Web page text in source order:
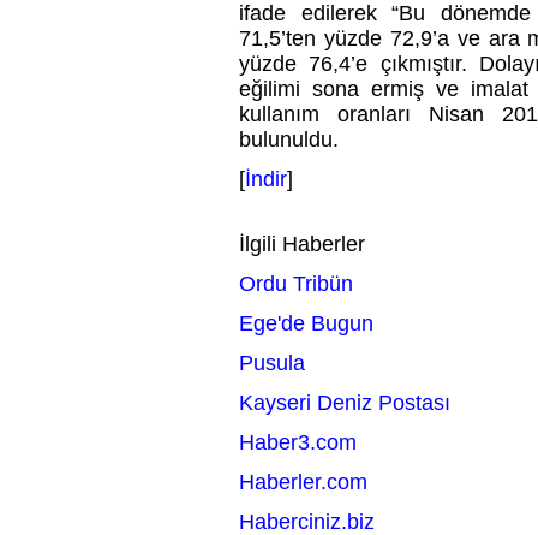
ifade edilerek “Bu
71,5’ten yüzde 72,9’a ve ara
yüzde 76,4’e çıkmıştır.
eğilimi sona ermiş ve imalat
kullanım oranları Nisan
bulunuldu.
[İndir]
İlgili Haberler
Ordu Tribün
Ege'de Bugun
Pusula
Kayseri Deniz Postası
Haber3.com
Haberler.com
Haberciniz.biz